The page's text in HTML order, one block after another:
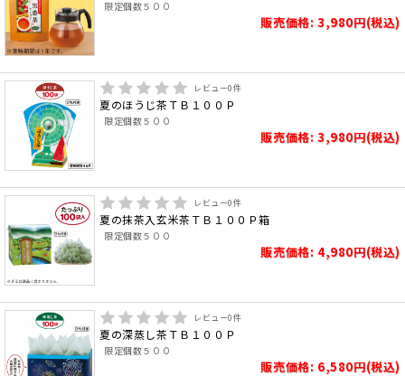
限定個数５００
販売価格: 3,980円(税込)
レビュー0件
夏のほうじ茶ＴＢ１００Ｐ
限定個数５００
販売価格: 3,980円(税込)
レビュー0件
夏の抹茶入玄米茶ＴＢ１００Ｐ箱
限定個数５００
販売価格: 4,980円(税込)
レビュー0件
夏の深蒸し茶ＴＢ１００Ｐ
限定個数５００
販売価格: 6,580円(税込)